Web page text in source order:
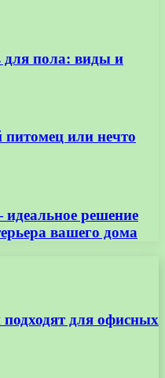
пола: виды и
или нечто
решение
вашего дома
подходят для офисных